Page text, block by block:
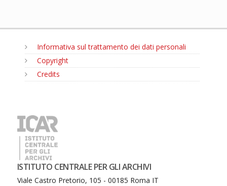
Informativa sul trattamento dei dati personali
Copyright
Credits
ISTITUTO CENTRALE PER GLI ARCHIVI
Viale Castro Pretorio, 105 - 00185 Roma IT